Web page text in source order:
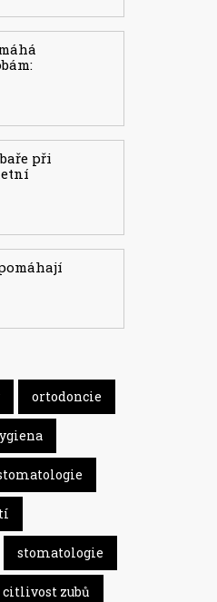
při
ortodoncie
stomatologie
citlivost zubů